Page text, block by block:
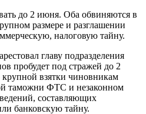
до 2 июня. Оба обвиняются в
размере и разглашении
налоговую тайну.
главу подразделения
пробудет под стражей до 2
взятки чиновникам
таможни ФТС и незаконном
составляющих
банковскую тайну.